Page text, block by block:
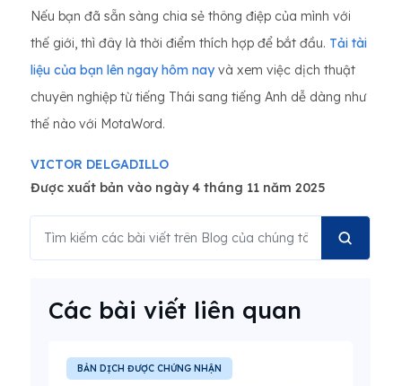
Nếu bạn đã sẵn sàng chia sẻ thông điệp của mình với
thế giới, thì đây là thời điểm thích hợp để bắt đầu. Tải tài
liệu của bạn lên ngay hôm nayvà xem việc dịch thuật
chuyên nghiệp từ tiếng Thái sang tiếng Anh dễ dàng như
thế nào với MotaWord.
VICTOR DELGADILLO
Được xuất bản vào ngày 4 tháng 11 năm 2025
Các bài viết liên quan
BẢN DỊCH ĐƯỢC CHỨNG NHẬN